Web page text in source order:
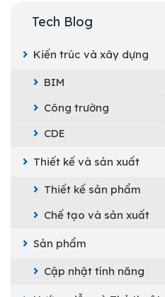
Tech Blog
Kiến trúc và xây dựng
BIM
Công trường
CDE
Thiết kế và sản xuất
Thiết kế sản phẩm
Chế tạo và sản xuất
Sản phẩm
Cập nhật tính năng